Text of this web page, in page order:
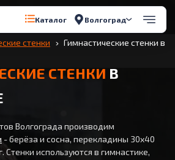
Каталог Волгоград
стенки
Гимнастические стенки в
СТЕНКИ В
Волгограда производим
- берёза и сосна, перекладины 30x40
Стенки используются в гимнастике,